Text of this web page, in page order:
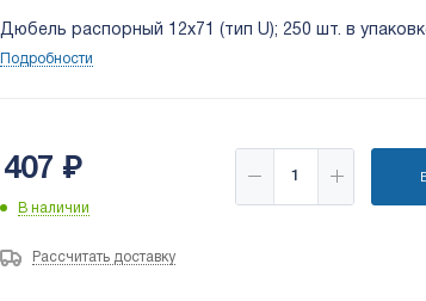
Дюбель распорный 12x71 (тип U); 250 шт. в
Подробности
407 ₽
В наличии
Рассчитать доставку